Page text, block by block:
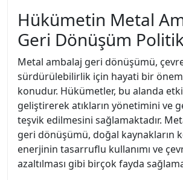
Hükümetin Metal
Geri Dönüşüm
Metal ambalaj geri dönüşümü,
sürdürülebilirlik için hayati bir
konudur. Hükümetler, bu alanda
geliştirerek atıkların yönetimini ve
teşvik edilmesini sağlamaktadır.
geri dönüşümü, doğal kaynakların
enerjinin tasarruflu kullanımı ve
azaltılması gibi birçok fayda